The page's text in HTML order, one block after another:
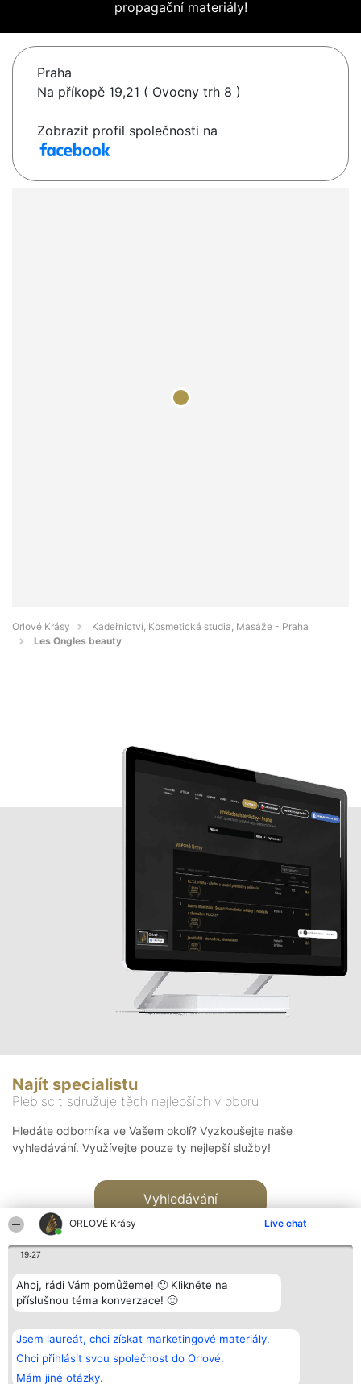
ORLOVÉ Krásy Live chat
19:27
Ahoj, rádi Vám pomůžeme! 🙂 Klikněte na
příslušnou téma konverzace! 🙂
Jsem laureát, chci získat marketingové materiály.
Chci přihlásit svou společnost do Orlové.
Mám jiné otázky.
propagační materiály!
Praha
Na příkopě 19,21 ( Ovocny trh 8 )
Zobrazit profil společnosti na
Orlové Krásy
Kadeřnictví, Kosmetická studia, Masáže - Praha
Les Ongles beauty
Najít specialistu
Plebiscit sdružuje těch nejlepších v oboru
Hledáte odborníka ve Vašem okolí? Vyzkoušejte naše
vyhledávání. Využívejte pouze ty nejlepší služby!
Vyhledávání
Bright Side Solutions sp. z o.
o. sp. k.
ul. Ruska 22
Wrocław 50-079
KRS 0000749100 | Regon
Vítězové
Seznam všech
laureátů
Zásady
Kontakt